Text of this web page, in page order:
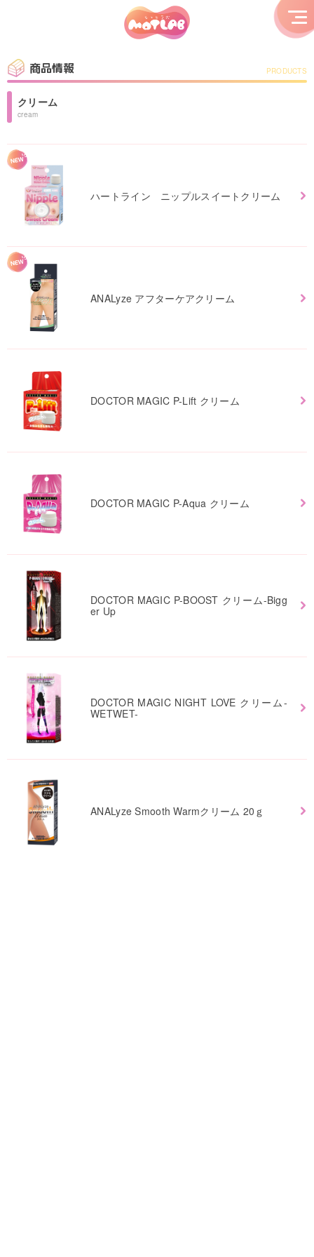
商品情報 PRODUCTS
クリーム
cream
ハートライン ニップルスイートクリーム
ANALyze アフターケアクリーム
DOCTOR MAGIC P-Lift クリーム
DOCTOR MAGIC P-Aqua クリーム
DOCTOR MAGIC P-BOOST クリーム-Bigg
er Up
DOCTOR MAGIC NIGHT LOVE クリーム-
WETWET-
ANALyze Smooth Warmクリーム 20ｇ